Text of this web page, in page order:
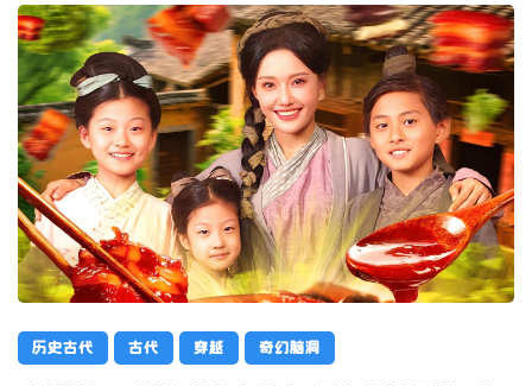
历史古代 古代 穿越 奇幻脑洞